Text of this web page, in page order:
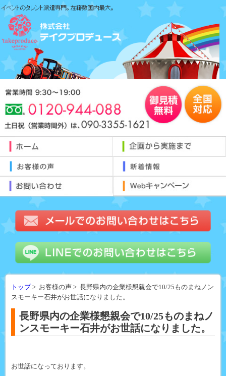
トップ> お客様の声 > 長野県内の企業様懇親会で10/25ものまねノン
スモーキー石井がお世話になりました。
長野県内の企業様懇親会で10/25ものまねノ
ンスモーキー石井がお世話になりました。
お世話になっております。